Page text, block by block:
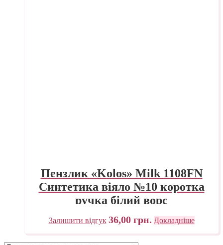
Пензлик «Kolos» Milk 1108FN
Синтетика віяло №10 коротка
ручка білий ворс
Залишити відгук 36,00 грн. Докладніше